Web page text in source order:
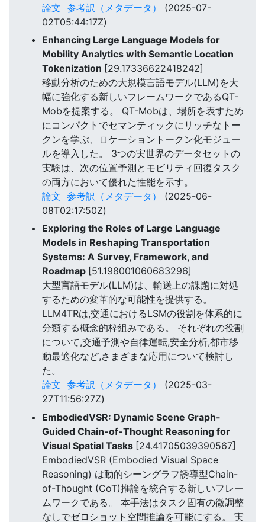
論文 参考訳（メタデータ）
(2025-07-
02T05:44:17Z)
Enhancing Large Language Models for
Mobility Analytics with Semantic Location
Tokenization [29.17336622418242]
移動分析のための大規模言語モデル(LLM)を大
幅に強化する新しいフレームワークであるQT-
Mobを提案する。 QT-Mobは、場所を表すため
にコンパクトでセマンティックにリッチなトー
クンを学ぶ、ロケーショントークン化モジュー
ルを導入した。 3つの実世界のデータセットの
実験は、次の位置予測とモビリティ回復タスク
の両方において優れた性能を示す。
論文 参考訳（メタデータ）
(2025-06-
08T02:17:50Z)
Exploring the Roles of Large Language
Models in Reshaping Transportation
Systems: A Survey, Framework, and
Roadmap [51.198001060683296]
大型言語モデル(LLM)は、輸送上の課題に対処
するための変革的な可能性を提供する。
LLM4TRは,交通におけるLSMの役割を体系的に
分類する概念的枠組みである。 それぞれの役割
について,交通予測や自律運転,安全分析,都市移
動最適化など,さまざまな応用について検討し
た。
論文 参考訳（メタデータ）
(2025-03-
27T11:56:27Z)
EmbodiedVSR: Dynamic Scene Graph-
Guided Chain-of-Thought Reasoning for
Visual Spatial Tasks [24.41705039390567]
EmbodiedVSR (Embodied Visual Space
Reasoning) は動的シーングラフ誘導型Chain-
of-Thought (CoT)推論を統合する新しいフレー
ムワークである。 本手法はタスク固有の微調整
なしでゼロショット空間推論を可能にする。 実